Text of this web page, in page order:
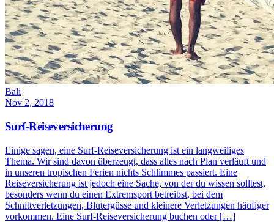
Bali
Nov 2, 2018
Surf-Reiseversicherung
Einige sagen, eine Surf-Reiseversicherung ist ein langweiliges
Thema. Wir sind davon überzeugt, dass alles nach Plan verläuft und
in unseren tropischen Ferien nichts Schlimmes passiert. Eine
Reiseversicherung ist jedoch eine Sache, von der du wissen solltest,
besonders wenn du einen Extremsport betreibst, bei dem
Schnittverletzungen, Blutergüsse und kleinere Verletzungen häufiger
vorkommen. Eine Surf-Reiseversicherung buchen oder […]